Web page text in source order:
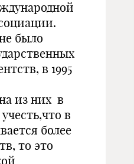
было
в 1995
из них в
в
более
то это